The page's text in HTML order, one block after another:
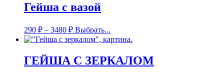
Гейша с вазой
290 ₽ – 3480 ₽ Выбрать...
ГЕЙША С ЗЕРКАЛОМ